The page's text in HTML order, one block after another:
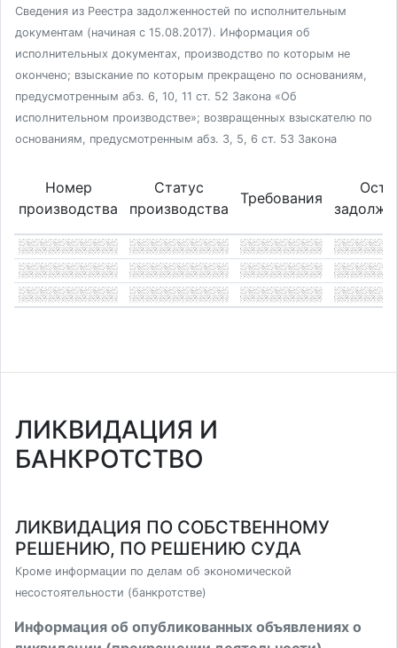
Сведения из Реестра задолженностей по исполнительным
документам (начиная с 15.08.2017). Информация об
исполнительных документах, производство по которым не
окончено; взыскание по которым прекращено по основаниям,
предусмотренным абз. 6, 10, 11 ст. 52 Закона «Об
исполнительном производстве»; возвращенных взыскателю по
основаниям, предусмотренным абз. 3, 5, 6 ст. 53 Закона
Номер
производства
Статус
производства
Требования
ЛИКВИДАЦИЯ И
БАНКРОТСТВО
ЛИКВИДАЦИЯ ПО СОБСТВЕННОМУ
РЕШЕНИЮ, ПО РЕШЕНИЮ СУДА
Кроме информации по делам об экономической
несостоятельности (банкротстве)
Информация об опубликованных объявлениях о